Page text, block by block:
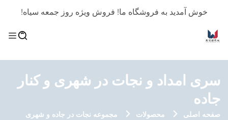
خوش آمدید به فروشگاه ما! فروش ویژه روز جمعه سیاه!
سری امداد و نجات در شهری و کنار
جاده
صفحه اصلی محصولات مجموعه نجات در جاده و شهری